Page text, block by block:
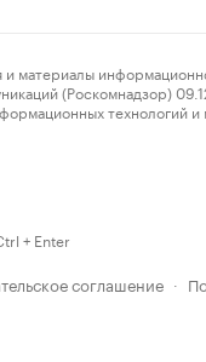
(Роскомнадзор)
+ Enter
соглашение ·